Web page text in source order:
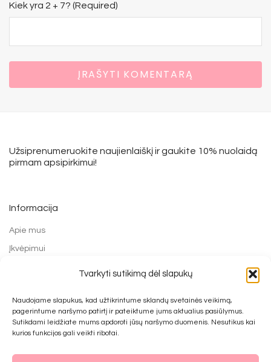
Tvarkyti sutikimą dėl slapukų
Naudojame slapukus, kad užtikrintume sklandų svetainės veikimą,
pagerintume naršymo patirtį ir pateiktume jums aktualius pasiūlymus.
Sutikdami leidžiate mums apdoroti jūsų naršymo duomenis. Nesutikus kai
kurios funkcijos gali veikti ribotai.
Kiek yra 2 + 7? (Required)
Užsiprenumeruokite naujienlaiškį ir gaukite 10% nuolaidą
pirmam apsipirkimui!
Informacija
Apie mus
Įkvėpimui
Prekių pirkimo ir grąžinimo taisyklės
Privatumo politika